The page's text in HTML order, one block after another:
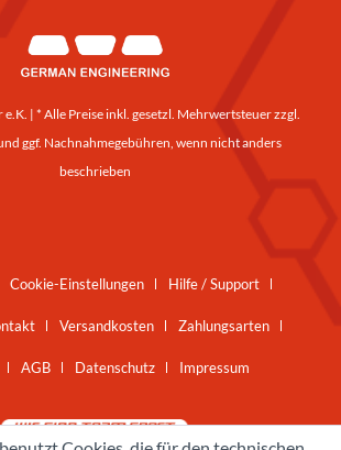
| * Alle Preise inkl. gesetzl. Mehrwertsteuer zzgl.
ggf. Nachnahmegebühren, wenn nicht anders
beschrieben
Cookie-Einstellungen Hilfe / Support
Versandkosten Zahlungsarten
AGB Datenschutz Impressum